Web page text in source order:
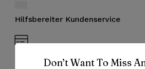
Hilfsbereiter Kundenservice
Don’t Want To Miss